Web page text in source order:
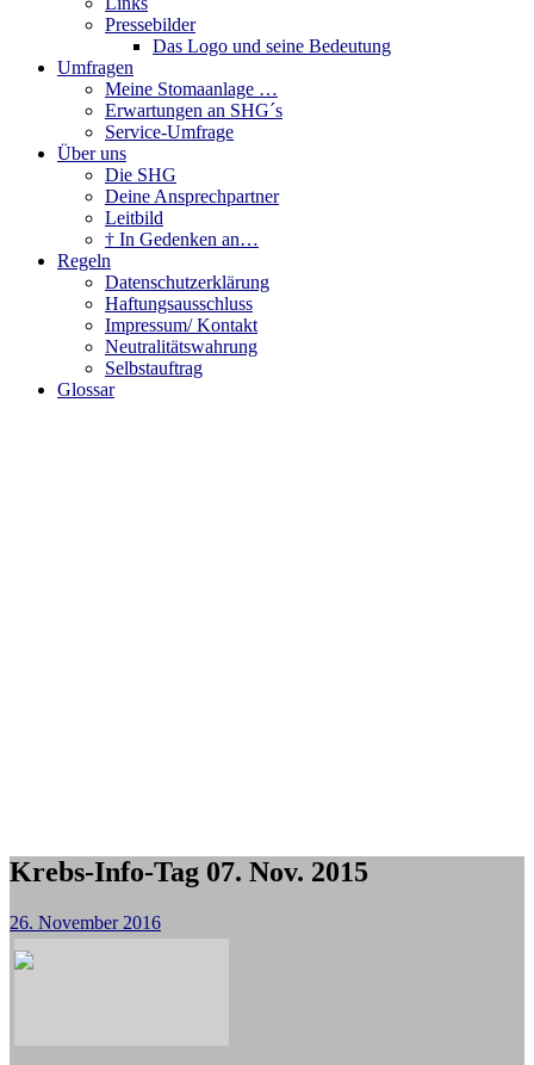
Pressebilder
Das Logo und seine Bedeutung
Umfragen
Meine Stomaanlage …
Erwartungen an SHG´s
Service-Umfrage
Über uns
Die SHG
Deine Ansprechpartner
Leitbild
† In Gedenken an…
Regeln
Datenschutzerklärung
Haftungsausschluss
Impressum/ Kontakt
Neutralitätswahrung
Selbstauftrag
Glossar
Krebs-Info-Tag 07. Nov. 2015
26. November 2016